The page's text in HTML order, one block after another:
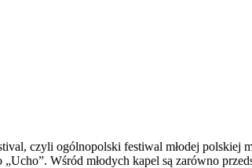
czyli ogólnopolski festiwal młodej polskiej
Wśród młodych kapel są zarówno